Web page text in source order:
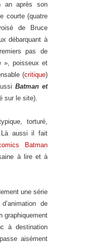
an après son
courte (quatre
de Bruce
débarquant à
pas de
», poisseux et
(critique)
Batman et
sur le site).
torturé,
Là aussi il fait
Batman
à lire et à
une série
de
graphiquement
à destination
aisément